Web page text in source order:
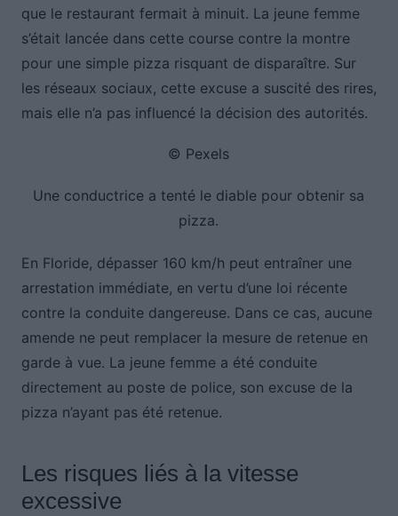
que le restaurant fermait à minuit. La jeune femme
s’était lancée dans cette course contre la montre
pour une simple pizza risquant de disparaître. Sur
les réseaux sociaux, cette excuse a suscité des rires,
mais elle n’a pas influencé la décision des autorités.
© Pexels
Une conductrice a tenté le diable pour obtenir sa
pizza.
En Floride, dépasser 160 km/h peut entraîner une
arrestation immédiate, en vertu d’une loi récente
contre la conduite dangereuse. Dans ce cas, aucune
amende ne peut remplacer la mesure de retenue en
garde à vue. La jeune femme a été conduite
directement au poste de police, son excuse de la
pizza n’ayant pas été retenue.
Les risques liés à la vitesse
excessive